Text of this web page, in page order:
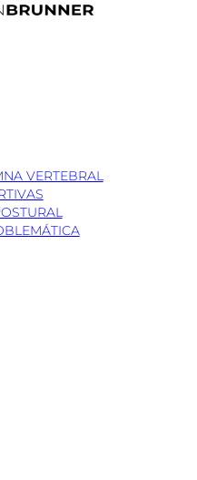
VERTEBRAL